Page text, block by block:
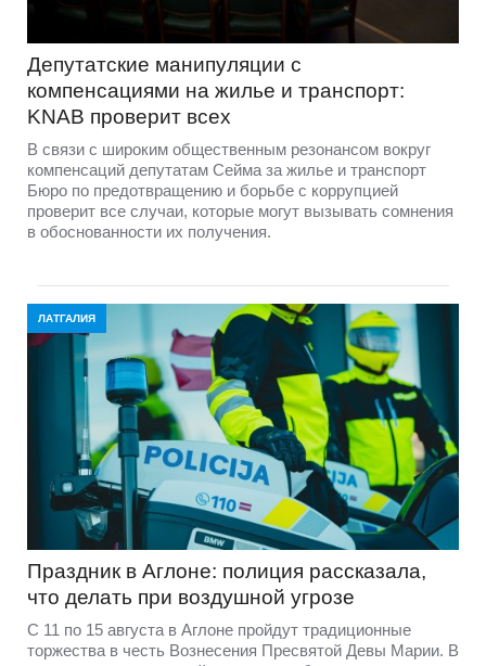
Депутатские манипуляции с
компенсациями на жилье и транспорт:
KNAB проверит всех
В связи с широким общественным резонансом вокруг
компенсаций депутатам Сейма за жилье и транспорт
Бюро по предотвращению и борьбе с коррупцией
проверит все случаи, которые могут вызывать сомнения
в обоснованности их получения.
ЛАТГАЛИЯ
Праздник в Аглоне: полиция рассказала,
что делать при воздушной угрозе
С 11 по 15 августа в Аглоне пройдут традиционные
торжества в честь Вознесения Пресвятой Девы Марии. В